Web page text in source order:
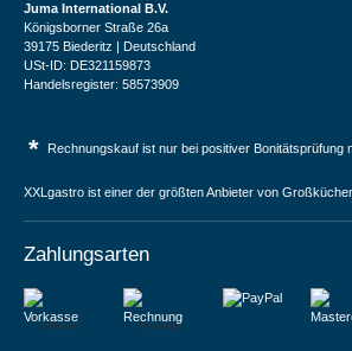
Juma International B.V.
Königsborner Straße 26a
39175 Biederitz | Deutschland
USt-ID: DE321159873
Handelsregister: 58573909
* Rechnungskauf ist nur bei positiver Bonitätsprüfung
XXLgastro ist einer der größten Anbieter von
Zahlungsarten
Vorkasse Rechnung